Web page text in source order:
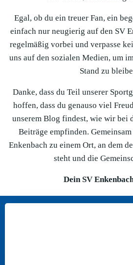
Egal, ob du ein treuer Fan, ein
einfach nur neugierig auf den SV
regelmäßig vorbei und verpasse
uns auf den sozialen Medien, um
Stand zu
Danke, dass du Teil unserer
hoffen, dass du genauso viel
unserem Blog findest, wie wir bei
Beiträge empfinden.
Enkenbach zu einem Ort, an dem
steht und die
Dein SV